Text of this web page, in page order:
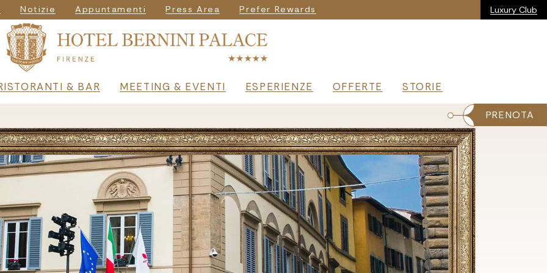
secondaria
Notizie Appuntamenti Press Area Prefer Rewards Luxury Club
& BAR MEETING & EVENTI ESPERIENZE OFFERTE STORIE
PRENOTA